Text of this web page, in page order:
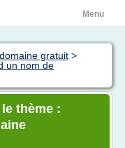
Menu
gratuit >
un nom de
thème :